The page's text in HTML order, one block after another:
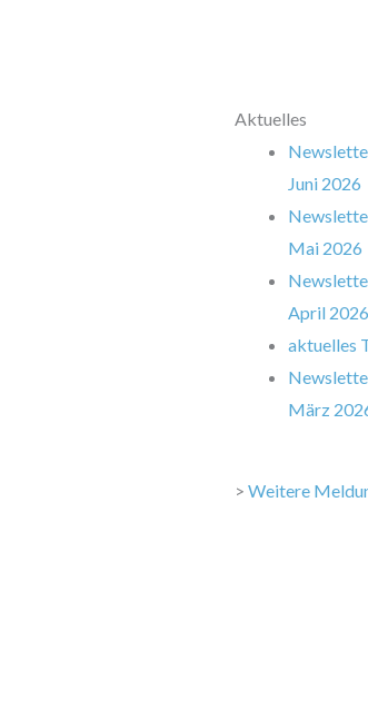
Aktuelles
Juni 2026
Mai 2026
April 2026
aktuelles
März
> Weitere